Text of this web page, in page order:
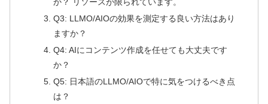
か？ リソースが限られています。
Q3: LLMO/AIOの効果を測定する良い方法はあり
ますか？
Q4: AIにコンテンツ作成を任せても大丈夫です
か？
Q5: 日本語のLLMO/AIOで特に気をつけるべき点
は？